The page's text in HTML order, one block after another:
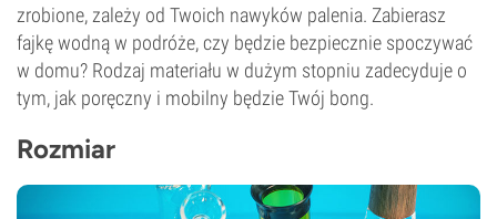
zrobione, zależy od Twoich nawyków palenia. Zabierasz
fajkę wodną w podróże, czy będzie bezpiecznie spoczywać
w domu? Rodzaj materiału w dużym stopniu zadecyduje o
tym, jak poręczny i mobilny będzie Twój bong.
Rozmiar